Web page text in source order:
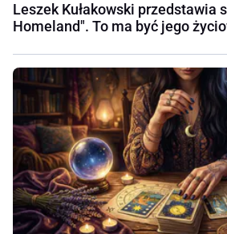
Leszek Kułakowski przedstawia
Homeland". To ma być jego